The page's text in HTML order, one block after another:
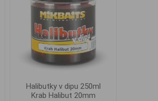
Halibutky v dipu 250ml
Krab Halibut 20mm